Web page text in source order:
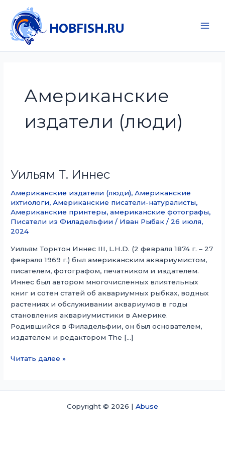
содержимому
Американские
издатели (люди)
Уильям Т. Иннес
Американские издатели (люди),Американские
ихтиологи,Американские писатели-натуралисты,
Американские принтеры,американские фотографы,
Писатели из Филадельфии / Иван Рыбак/ 26 июля,
2024
Уильям Торнтон Иннес III, L.H.D. (2 февраля 1874 г. – 27
февраля 1969 г.) был американским аквариумистом,
писателем, фотографом, печатником и издателем.
Иннес был автором многочисленных влиятельных
книг и сотен статей об аквариумных рыбках, водных
растениях и обслуживании аквариумов в годы
становления аквариумистики в Америке.
Родившийся в Филадельфии, он был основателем,
издателем и редактором The […]
Уильям
Читать далее »
Copyright © 2026 | Abuse